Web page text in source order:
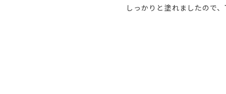
しっかりと塗れましたので